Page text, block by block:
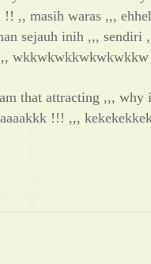
,, masih waras ,,,
sejauh inih ,,, sendiri
,, wkkwkwkkwkwkwkkw
that attracting ,,, why i
!!! ,,,